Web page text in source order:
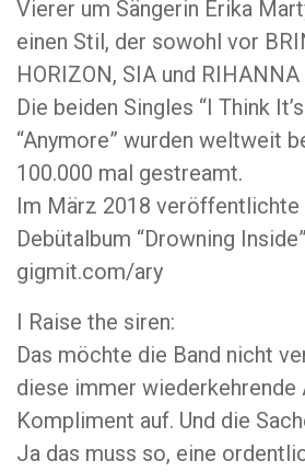
Vierer um Sängerin Erika
einen Stil, der sowohl vor
HORIZON, SIA und
Die beiden Singles “I Think
“Anymore” wurden weltweit
100.000 mal gestreamt.
Im März 2018 veröffentlichte
Debütalbum “Drowning
gigmit.com/ary
I Raise the siren:
Das möchte die Band nicht
diese immer wiederkehrende
Kompliment auf. Und die
Ja das muss so, eine